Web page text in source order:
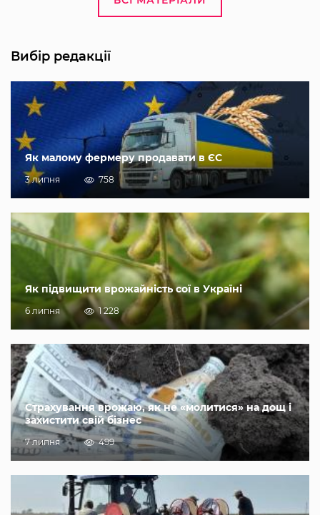
Вибір редакції
Як малому фермеру продавати в ЄС
3 липня 758
Як підвищити врожайність сої в Україні
6 липня 1 228
Страхування врожаю, як не «молитися» на дощ і
захистити свій бізнес
7 липня 499